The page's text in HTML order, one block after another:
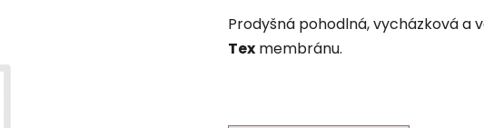
Prodyšná pohodlná, vycházková a
Tex membránu.